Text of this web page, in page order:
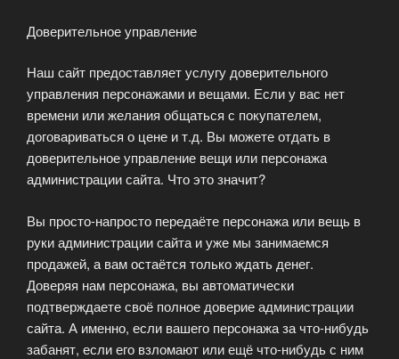
Доверительное управление
Наш сайт предоставляет услугу доверительного
управления персонажами и вещами. Если у вас нет
времени или желания общаться с покупателем,
договариваться о цене и т.д. Вы можете отдать в
доверительное управление вещи или персонажа
администрации сайта. Что это значит?
Вы просто-напросто передаёте персонажа или вещь в
руки администрации сайта и уже мы занимаемся
продажей, а вам остаётся только ждать денег.
Доверяя нам персонажа, вы автоматически
подтверждаете своё полное доверие администрации
сайта. А именно, если вашего персонажа за что-нибудь
забанят, если его взломают или ещё что-нибудь с ним